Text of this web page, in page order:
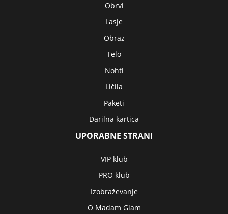
Obrvi
Lasje
Obraz
Telo
Nohti
Ličila
Paketi
Darilna kartica
UPORABNE STRANI
VIP klub
PRO klub
Izobraževanje
O Madam Glam